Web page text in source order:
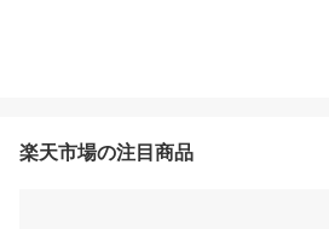
楽天市場の注目商品